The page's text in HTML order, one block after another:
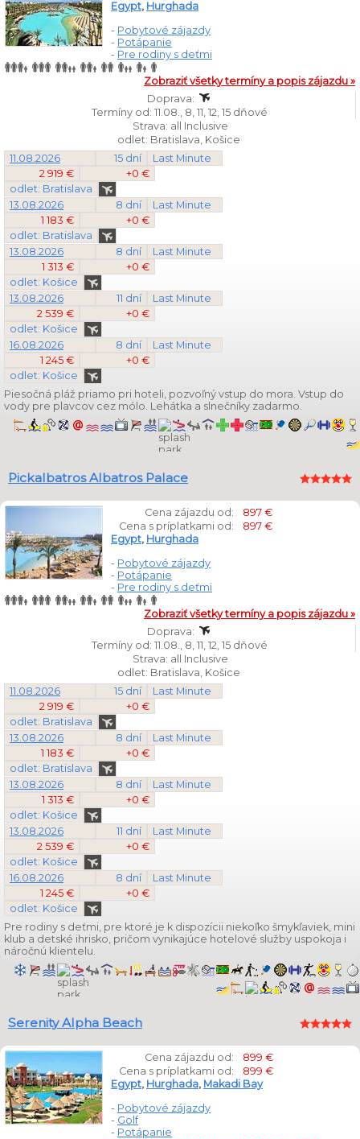
Egypt, Hurghada
- Pobytové zájazdy
- Potápanie
- Pre rodiny s deťmi
Zobraziť všetky termíny a popis zájazdu »
Doprava:
Termíny od: 11.08., 8, 11, 12, 15 dňové
Strava: all Inclusive
odlet: Bratislava, Košice
11.08.2026
15 dní
Last Minute
2 919 €
+0 €
odlet: Bratislava
13.08.2026
8 dní
Last Minute
1 183 €
+0 €
odlet: Bratislava
13.08.2026
8 dní
Last Minute
1 313 €
+0 €
odlet: Košice
13.08.2026
11 dní
Last Minute
2 539 €
+0 €
odlet: Košice
16.08.2026
8 dní
Last Minute
1 245 €
+0 €
odlet: Košice
Piesočná pláž priamo pri hoteli, pozvoľný vstup do mora. Vstup do
vody pre plavcov cez mólo. Lehátka a slnečníky zadarmo.
Pickalbatros Albatros Palace
Cena zájazdu od:
897 €
Cena s príplatkami od:
897 €
Egypt, Hurghada
- Pobytové zájazdy
- Potápanie
- Pre rodiny s deťmi
Zobraziť všetky termíny a popis zájazdu »
Doprava:
Termíny od: 11.08., 8, 11, 12, 15 dňové
Strava: all Inclusive
odlet: Bratislava, Košice
11.08.2026
15 dní
Last Minute
2 919 €
+0 €
odlet: Bratislava
13.08.2026
8 dní
Last Minute
1 183 €
+0 €
odlet: Bratislava
13.08.2026
8 dní
Last Minute
1 313 €
+0 €
odlet: Košice
13.08.2026
11 dní
Last Minute
2 539 €
+0 €
odlet: Košice
16.08.2026
8 dní
Last Minute
1 245 €
+0 €
odlet: Košice
Pre rodiny s deťmi, pre ktoré je k dispozícii niekoľko šmykľaviek, mini
klub a detské ihrisko, pričom vynikajúce hotelové služby uspokoja i
náročnú klientelu.
Serenity Alpha Beach
Cena zájazdu od:
899 €
Cena s príplatkami od:
899 €
Egypt, Hurghada, Makadi Bay
- Pobytové zájazdy
- Golf
- Potápanie